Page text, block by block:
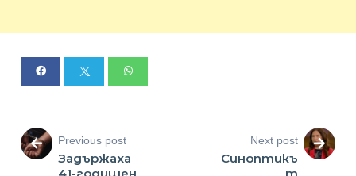
Previous post
Задържаха
Next post
Синоптикъ